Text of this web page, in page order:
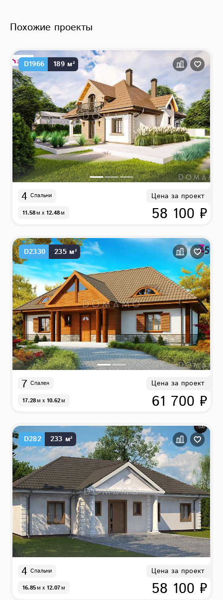
Похожие проекты
D1966 189 м²
4 Спальни
11.58м x 12.48м
Цена за проект
58 100 ₽
D2330 235 м²
7 Спален
17.28м x 10.62м
Цена за проект
61 700 ₽
D282 233 м²
4 Спальни
16.85м x 12.07м
Цена за проект
58 100 ₽